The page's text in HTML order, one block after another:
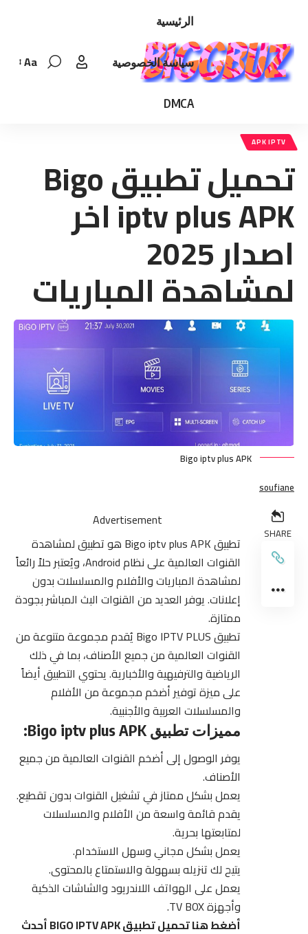
الرئيسية
سياسة الخصوصية
DMCA
Font
Aa
APK IPTV
تحميل تطبيق Bigo
iptv plus APK اخر
اصدار 2025
لمشاهدة المباريات
Bigo iptv plus APK
soufiane
SHARE
Advertisement
تطبيق Bigo iptv plus APK هو تطبيق لمشاهدة
القنوات العالمية على نظام Android، ويُعتبر حلاً رائعاً
لمشاهدة المباريات والأفلام والمسلسلات بدون
إعلانات. يوفر العديد من القنوات البث المباشر بجودة
ممتازة.
تطبيق Bigo IPTV PLUS يُقدم مجموعة متنوعة من
القنوات العالمية من جميع الأصناف، بما في ذلك
الرياضية والترفيهية والأخبارية. يحتوي التطبيقأيضاً
على ميزة توفير أضخم مجموعة من الأفلام
والمسلسلات العربية والأجنبية.
مميزات تطبيق Bigo iptv plus APK:
يوفر الوصول إلى أضخم القنوات العالمية من جميع
الأصناف.
يعمل بشكل ممتاز في تشغيل القنوات بدون تقطيع.
يقدم قائمة واسعة من الأفلام والمسلسلات
لمتابعتها بحرية.
يعمل بشكل مجاني وسهل الاستخدام.
يتيح لك تنزيله بسهولة والاستمتاع بالمحتوى.
يعمل على الهواتف اللاندريود والشاشات الذكية
وأجهزة TV BOX.
أضغط هنا تحميل تطبيق BIGO IPTV APK أحدث